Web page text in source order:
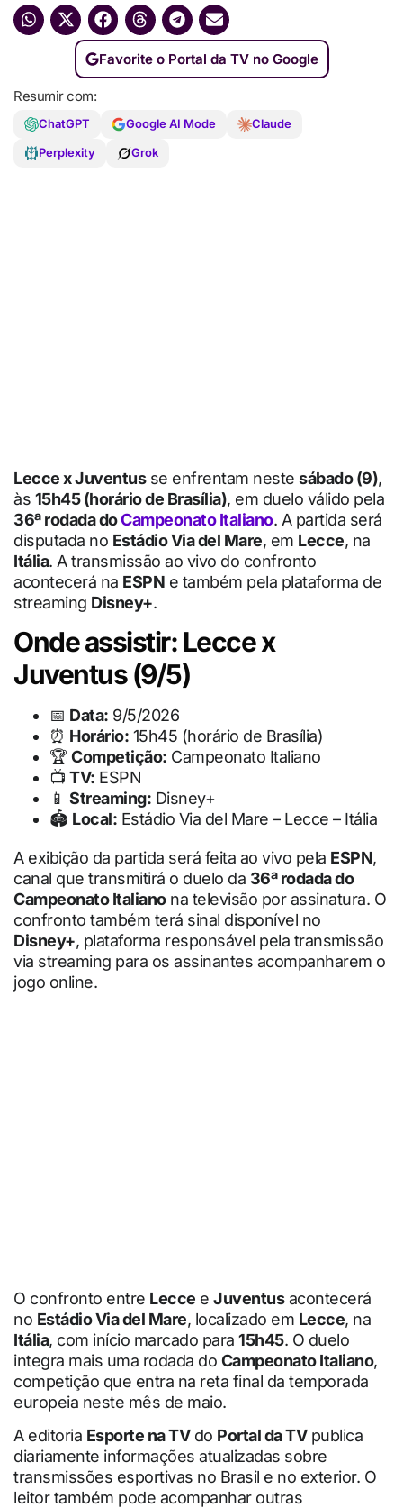
Favorite o Portal da TV no Google
Resumir com:
ChatGPT Google AI Mode
Claude
Perplexity
Grok
Lecce x Juventusse enfrentam neste sábado (9),
às 15h45 (horário de Brasília), em duelo válido pela
36ª rodada doCampeonato Italiano. A partida será
disputada no Estádio Via del Mare, em Lecce, na
Itália. A transmissão ao vivo do confronto
acontecerá na ESPN e também pela plataforma de
streaming Disney+.
Onde assistir: Lecce x
Juventus (9/5)
📅 Data: 9/5/2026
⏰ Horário: 15h45 (horário de Brasília)
🏆 Competição: Campeonato Italiano
📺 TV: ESPN
📱 Streaming: Disney+
🏟 Local: Estádio Via del Mare – Lecce – Itália
A exibição da partida será feita ao vivo pela ESPN,
canal que transmitirá o duelo da 36ª rodada do
Campeonato Italianona televisão por assinatura. O
confronto também terá sinal disponível no
Disney+, plataforma responsável pela transmissão
via streaming para os assinantes acompanharem o
jogo online.
O confronto entre Lecce e Juventusacontecerá
no Estádio Via del Mare, localizado em Lecce, na
Itália, com início marcado para 15h45. O duelo
integra mais uma rodada do Campeonato Italiano,
competição que entra na reta final da temporada
europeia neste mês de maio.
A editoria Esporte na TVdo Portal da TVpublica
diariamente informações atualizadas sobre
transmissões esportivas no Brasil e no exterior. O
leitor também pode acompanhar outras